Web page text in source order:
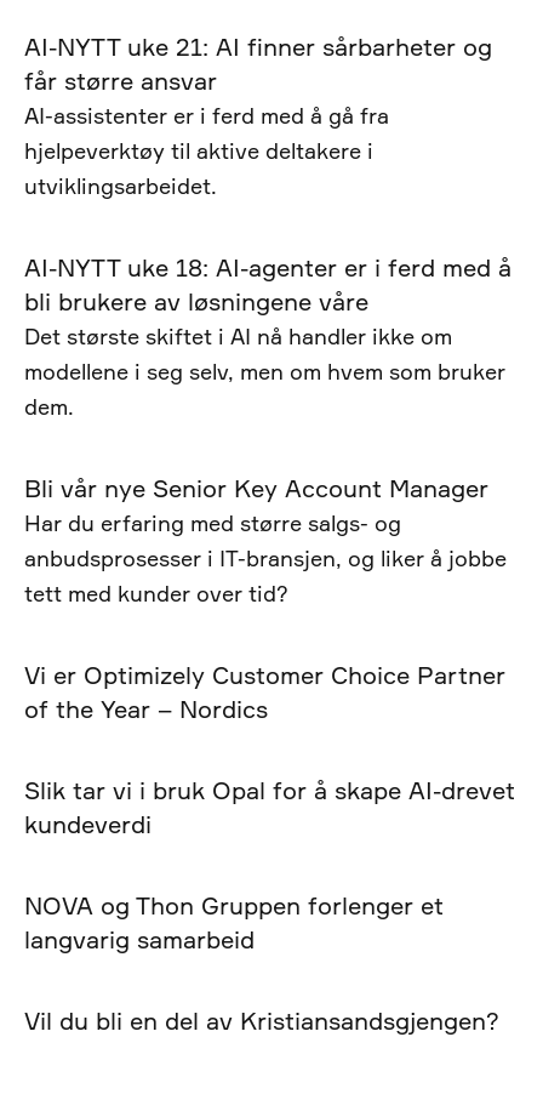
AI-NYTT uke 21: AI finner sårbarheter og
får større ansvar
AI-assistenter er i ferd med å gå fra
hjelpeverktøy til aktive deltakere i
utviklingsarbeidet.
AI-NYTT uke 18: AI-agenter er i ferd med å
bli brukere av løsningene våre
Det største skiftet i AI nå handler ikke om
modellene i seg selv, men om hvem som bruker
dem.
Bli vår nye Senior Key Account Manager
Har du erfaring med større salgs- og
anbudsprosesser i IT-bransjen, og liker å jobbe
tett med kunder over tid?
Vi er Optimizely Customer Choice Partner
of the Year – Nordics
Slik tar vi i bruk Opal for å skape AI-drevet
kundeverdi
NOVA og Thon Gruppen forlenger et
langvarig samarbeid
Vil du bli en del av Kristiansandsgjengen?